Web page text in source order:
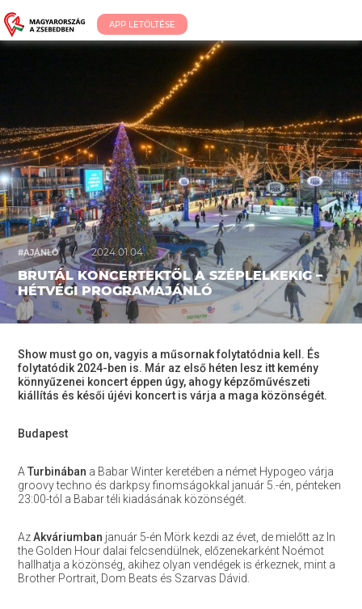
APP LETÖLTÉSE
#AJÁNLÓ / 2024.01.04.
BRUTÁL KONCERTEKTŐL A SZÉPLELKEKIG –
HÉTVÉGI PROGRAMAJÁNLÓ
Show must go on, vagyis a műsornak folytatódnia kell. És
folytatódik 2024-ben is. Már az első héten lesz itt kemény
könnyűzenei koncert éppen úgy, ahogy képzőművészeti
kiállítás és késői újévi koncert is várja a maga közönségét.
Budapest
A Turbinában a Babar Winter keretében a német Hypogeo várja
groovy techno és darkpsy finomságokkal január 5.-én, pénteken
23:00-tól a Babar téli kiadásának közönségét.
AzAkváriumban január 5-én Mörk kezdi az évet, de mielőtt az In
the Golden Hour dalai felcsendülnek, előzenekarként Noémot
hallhatja a közönség, akihez olyan vendégek is érkeznek, mint a
Brother Portrait, Dom Beats és Szarvas Dávid.